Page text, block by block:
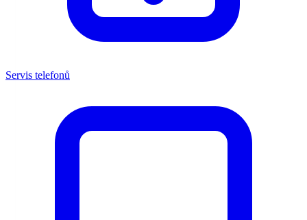
Servis telefonů